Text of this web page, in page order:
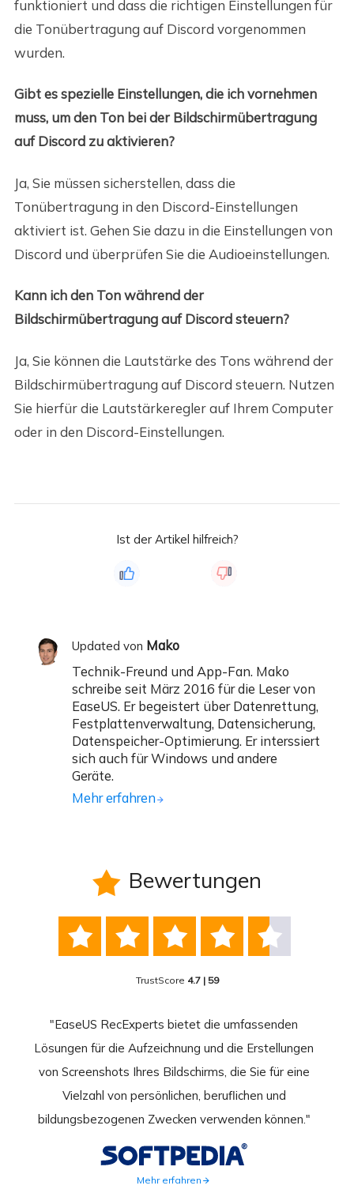
funktioniert und dass die richtigen Einstellungen für
die Tonübertragung auf Discord vorgenommen
wurden.
Gibt es spezielle Einstellungen, die ich vornehmen
muss, um den Ton bei der Bildschirmübertragung
auf Discord zu aktivieren?
Ja, Sie müssen sicherstellen, dass die
Tonübertragung in den Discord-Einstellungen
aktiviert ist. Gehen Sie dazu in die Einstellungen von
Discord und überprüfen Sie die Audioeinstellungen.
Kann ich den Ton während der
Bildschirmübertragung auf Discord steuern?
Ja, Sie können die Lautstärke des Tons während der
Bildschirmübertragung auf Discord steuern. Nutzen
Sie hierfür die Lautstärkeregler auf Ihrem Computer
oder in den Discord-Einstellungen.
Ist der Artikel hilfreich?
Updated von Mako
Technik-Freund und App-Fan. Mako
schreibe seit März 2016 für die Leser von
EaseUS. Er begeistert über Datenrettung,
Festplattenverwaltung, Datensicherung,
Datenspeicher-Optimierung. Er interssiert
sich auch für Windows und andere
Geräte.
Mehr erfahren
 Bewertungen
    
TrustScore 4.7 | 59
"EaseUS RecExperts bietet die umfassenden
Lösungen für die Aufzeichnung und die Erstellungen
von Screenshots Ihres Bildschirms, die Sie für eine
Vielzahl von persönlichen, beruflichen und
bildungsbezogenen Zwecken verwenden können."
Mehr erfahren